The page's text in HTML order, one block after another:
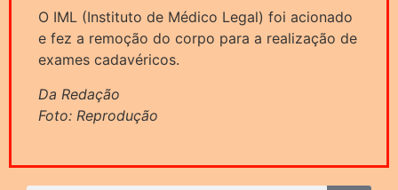
O IML (Instituto de Médico Legal) foi acionado
e fez a remoção do corpo para a realização de
exames cadavéricos.
Da Redação
Foto: Reprodução